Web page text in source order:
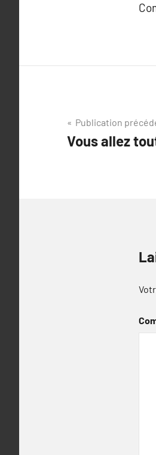
Navigation
de
Publication
Vous allez